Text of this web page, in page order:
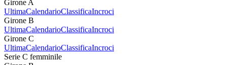
Girone A
UltimaCalendarioClassificaIncroci
Girone B
UltimaCalendarioClassificaIncroci
Girone C
UltimaCalendarioClassificaIncroci
Serie C femminile